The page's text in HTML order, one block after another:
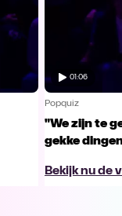
01:06
Popquiz
"We zijn te
gekke
Bekijk nu de